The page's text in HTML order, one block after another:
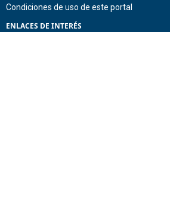
Condiciones de uso de este portal
ENLACES DE INTERÉS